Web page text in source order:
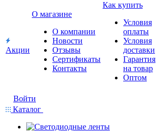
Акции
О магазине
О компании
Новости
Отзывы
Сертификаты
Контакты
Как купить
Условия
оплаты
Условия
доставки
Гарантия
на товар
Оптом
Войти
Каталог